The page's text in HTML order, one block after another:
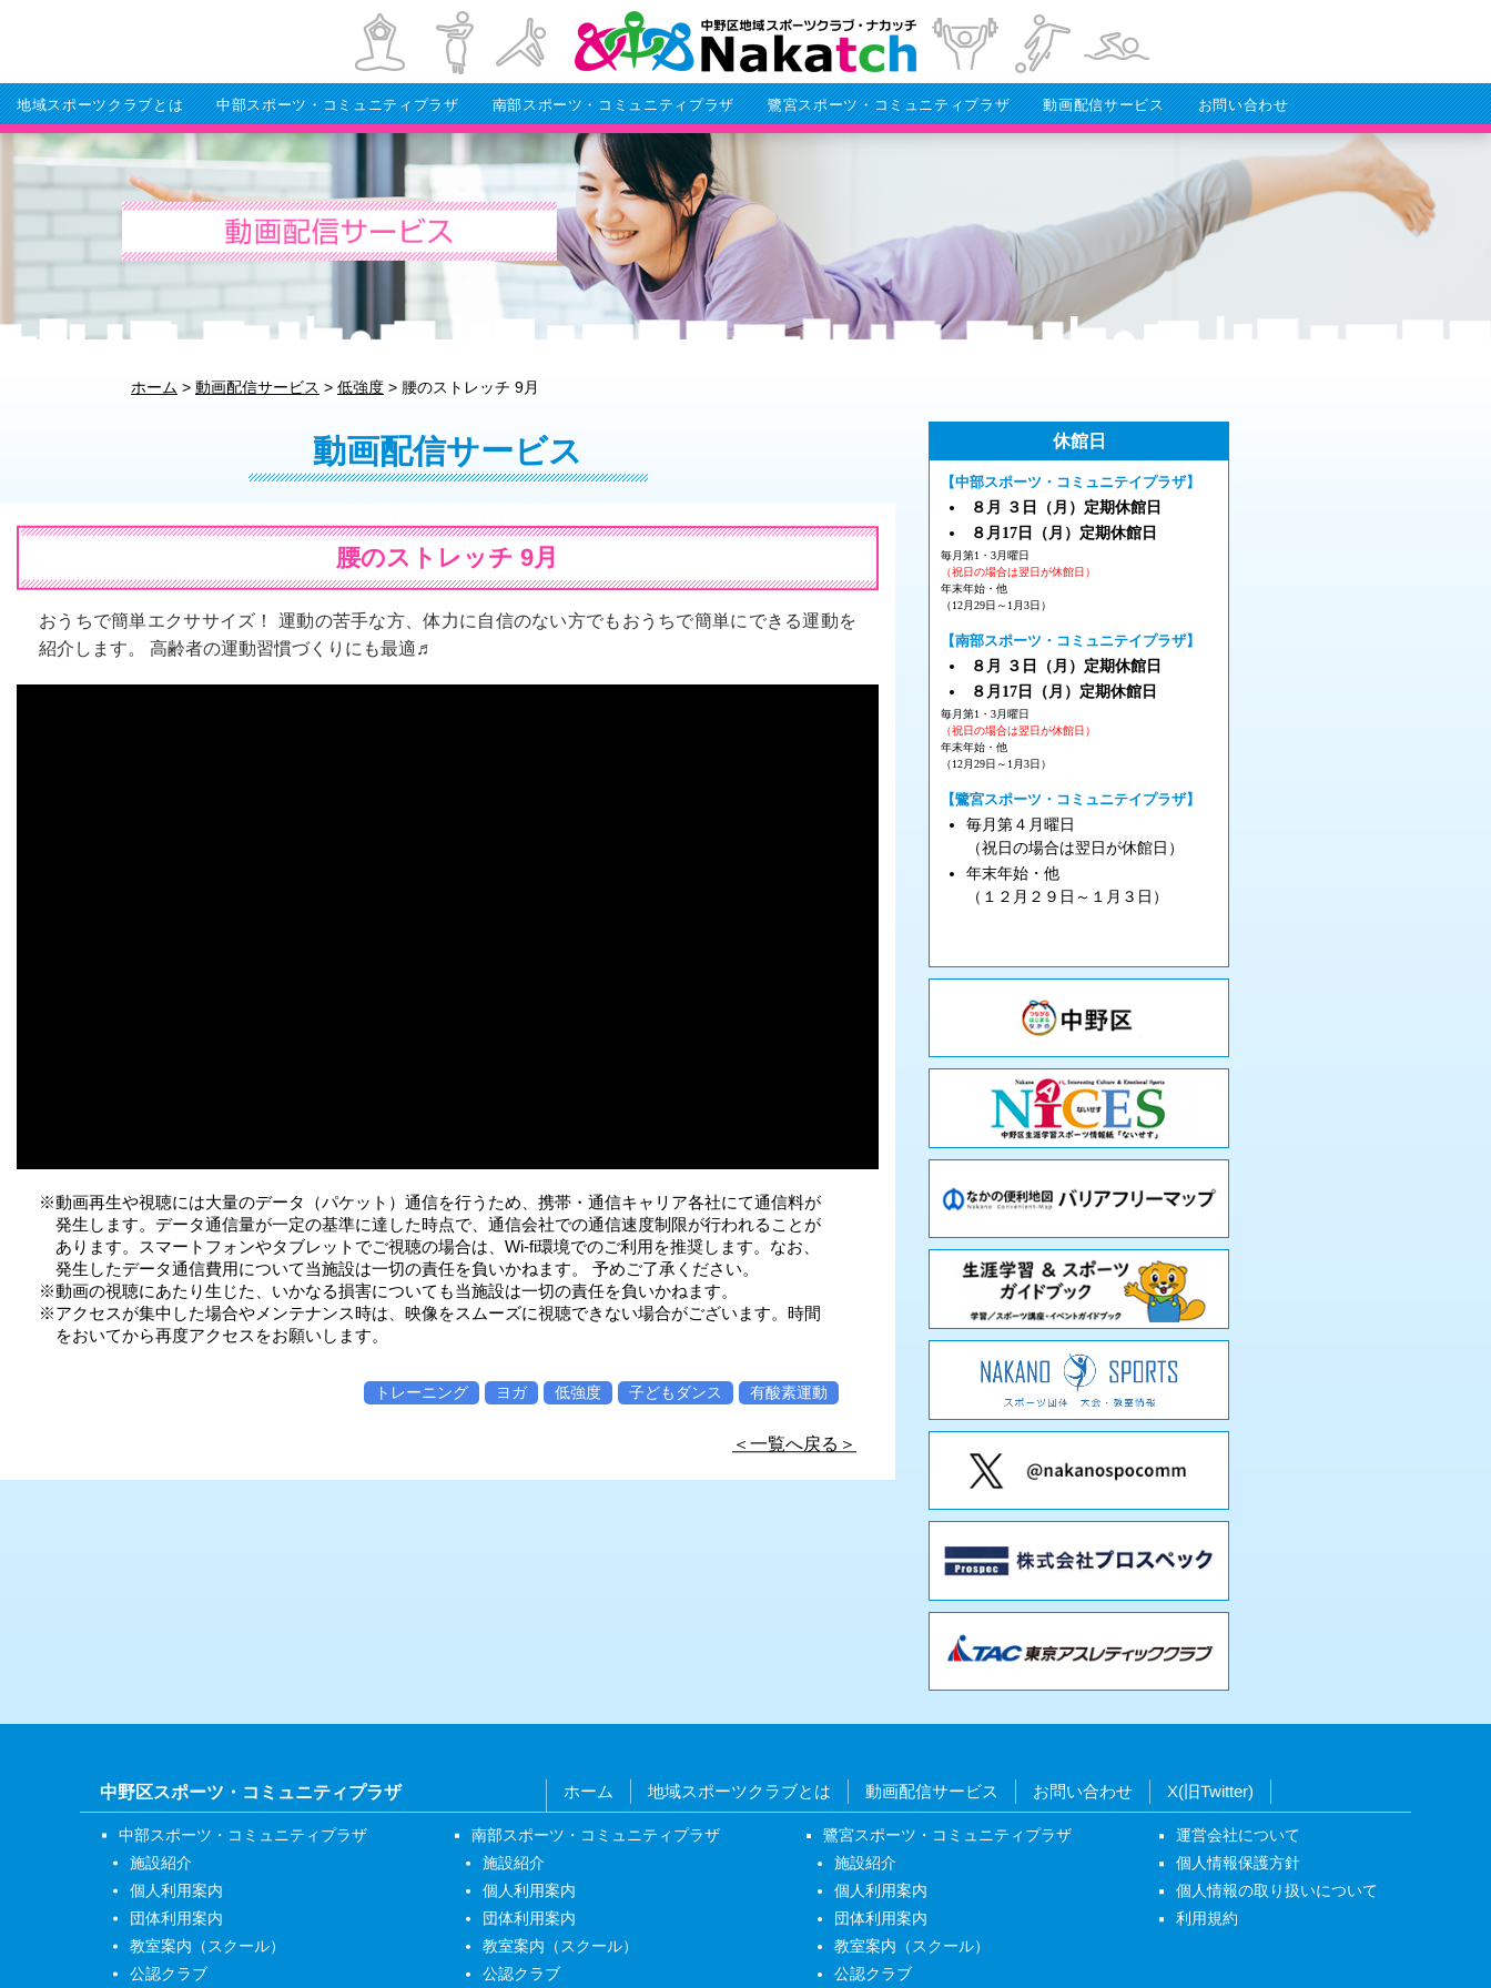
地域スポーツクラブとは 中部スポーツ・コミュニティプラザ 南部スポーツ・コミュニティプラザ 鷺宮スポーツ・コミュニティプラザ 動画配信サービス お問い合わせ
ホーム > 動画配信サービス > 低強度 > 腰のストレッチ 9月
動画配信サービス
腰のストレッチ 9月
おうちで簡単エクササイズ！ 運動の苦手な方、体力に自信のない方でもおうちで簡単にできる運動を
紹介します。 高齢者の運動習慣づくりにも最適♬
※動画再生や視聴には大量のデータ（パケット）通信を行うため、携帯・通信キャリア各社にて通信料が
発生します。データ通信量が一定の基準に達した時点で、通信会社での通信速度制限が行われることが
あります。スマートフォンやタブレットでご視聴の場合は、Wi-fi環境でのご利用を推奨します。なお、
発生したデータ通信費用について当施設は一切の責任を負いかねます。 予めご了承ください。
※動画の視聴にあたり生じた、いかなる損害についても当施設は一切の責任を負いかねます。
※アクセスが集中した場合やメンテナンス時は、映像をスムーズに視聴できない場合がございます。時間
をおいてから再度アクセスをお願いします。
トレーニング ヨガ 低強度 子どもダンス 有酸素運動
＜一覧へ戻る＞
休館日
【中部スポーツ・コミュニテイプラザ】
８月 ３ 日（月 ） 定期休館日
８月17日（月 ）定期休館日
毎月第1・3月曜日
（祝日の場合は翌日が休館日）
年末年始・他
（12月29日～1月3日）
【南部スポーツ・コミュニテイプラザ】
８月 ３ 日（月 ） 定期休館日
８月17日（月 ）定期休館日
毎月第1・3月曜日
（祝日の場合は翌日が休館日）
年末年始・他
（12月29日～1月3日）
【鷺宮スポーツ・コミュニテイプラザ】
毎月第４月曜日
（祝日の場合は翌日が休館日）
年末年始・他
（１２月２９日～１月３日）
中野区スポーツ・コミュニティプラザ ホーム 地域スポーツクラブとは 動画配信サービス お問い合わせ X(旧Twitter)
中部スポーツ・コミュニティプラザ
施設紹介
個人利用案内
団体利用案内
教室案内（スクール）
公認クラブ
南部スポーツ・コミュニティプラザ
施設紹介
個人利用案内
団体利用案内
教室案内（スクール）
公認クラブ
鷺宮スポーツ・コミュニティプラザ
施設紹介
個人利用案内
団体利用案内
教室案内（スクール）
公認クラブ
運営会社について
個人情報保護方針
個人情報の取り扱いについて
利用規約